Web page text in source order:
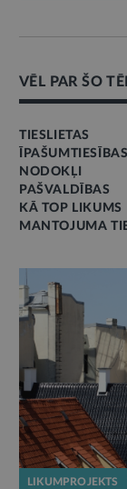
VĒL PAR ŠO
TIESLIETAS
ĪPAŠUMTIESĪBAS
NODOKĻI
PAŠVALDĪBAS
KĀ TOP LIKUMS
MANTOJUMA
LIKUMPROJEKTS